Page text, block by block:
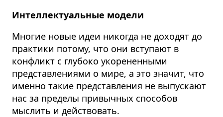
Интеллектуальные модели
Многие новые идеи никогда не доходят до
практики потому, что они вступают в
конфликт с глубоко укорененными
представлениями о мире, а это значит, что
именно такие представления не выпускают
нас за пределы привычных способов
мыслить и действовать.